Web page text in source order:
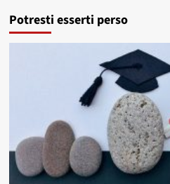
Potresti esserti perso